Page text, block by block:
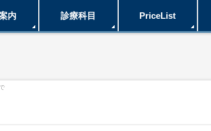
内 診療科目 PriceList